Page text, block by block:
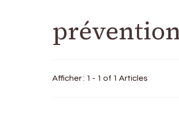
Afficher : 1 - 1 of 1 Articles